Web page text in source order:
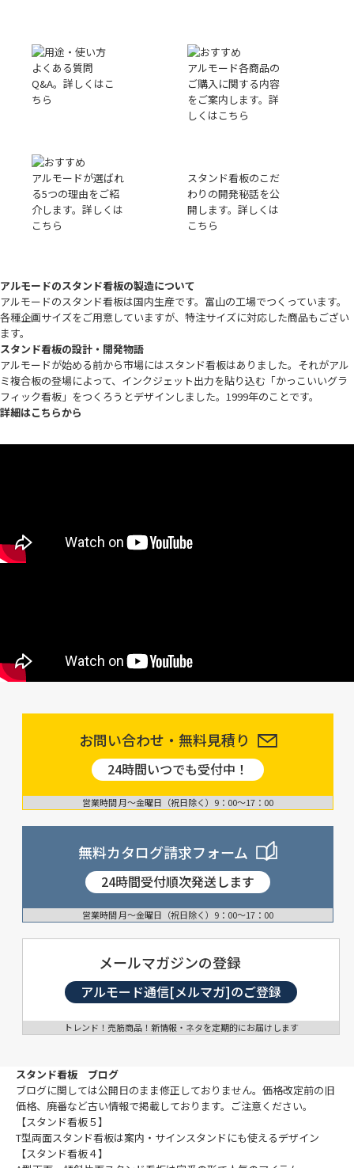
よくある質問
Q&A。詳しくはこ
ちら
アルモード各商品の
ご購入に関する内容
をご案内します。詳
しくはこちら
アルモードが選ばれ
る5つの理由をご紹
介します。詳しくは
こちら
スタンド看板のこだ
わりの開発秘話を公
開します。詳しくは
こちら
アルモードのスタンド看板の製造について
アルモードのスタンド看板は国内生産です。富山の工場でつくっています。
各種企画サイズをご用意していますが、特注サイズに対応した商品もござい
ます。
スタンド看板の設計・開発物語
アルモードが始める前から市場にはスタンド看板はありました。それがアル
ミ複合板の登場によって、インクジェット出力を貼り込む「かっこいいグラ
フィック看板」をつくろうとデザインしました。1999年のことです。
詳細はこちらから
お問い合わせ・無料見積り
24時間いつでも受付中！
営業時間 月〜金曜日（祝日除く）9：00〜17：00
無料カタログ請求フォーム
24時間受付順次発送します
営業時間 月〜金曜日（祝日除く）9：00〜17：00
メールマガジンの登録
アルモード通信[メルマガ]のご登録
トレンド！売筋商品！新情報・ネタを定期的にお届けします
スタンド看板 ブログ
ブログに関しては公開日のまま修正しておりません。価格改定前の旧
価格、廃番など古い情報で掲載しております。ご注意ください。
【スタンド看板５】
T型両面スタンド看板は案内・サインスタンドにも使えるデザイン
【スタンド看板４】